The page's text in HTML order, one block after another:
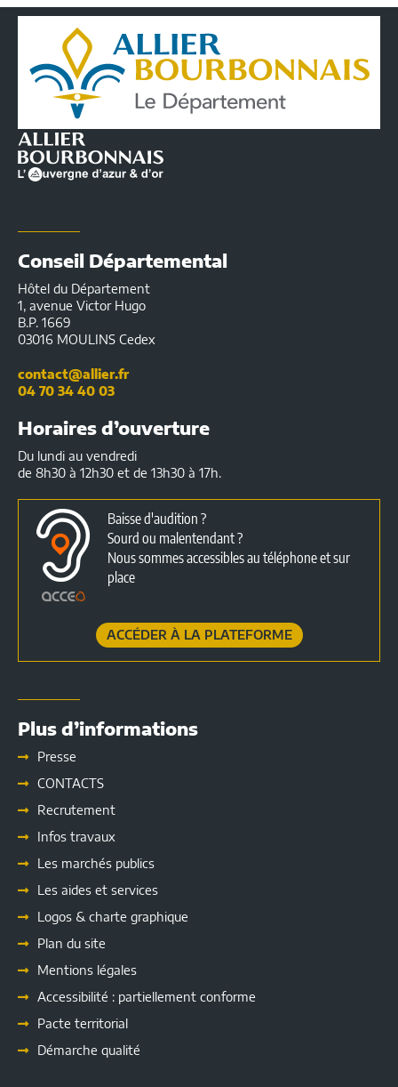
Conseil
Départemental
de
l'Allier
Infos
Conseil Départemental
Hôtel du Département
1, avenue Victor Hugo
B.P. 1669
03016 MOULINS Cedex
contact@allier.fr
04 70 34 40 03
Horaires d’ouverture
Du lundi au vendredi
de 8h30 à 12h30 et de 13h30 à 17h.
Baisse d'audition ?
Sourd ou malentendant ?
Nous sommes accessibles au téléphone et sur
place
ACCÉDER À LA PLATEFORME
Plus d’informations
Presse
CONTACTS
Recrutement
Infos travaux
Les marchés publics
Les aides et services
Logos & charte graphique
Plan du site
Mentions légales
Accessibilité : partiellement conforme
Pacte territorial
Démarche qualité